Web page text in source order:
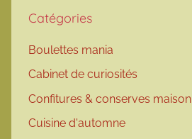
Catégories
Boulettes mania
Cabinet de curiosités
Confitures & conserves maison
Cuisine d'automne